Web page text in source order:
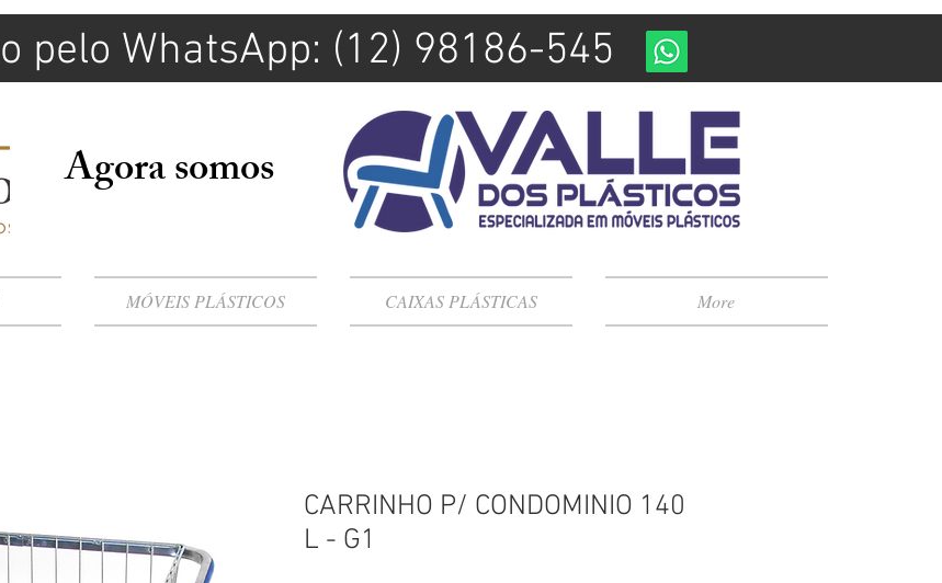
Agora somos
MÓVEIS PLÁSTICOS CAIXAS PLÁSTICAS More
pelo WhatsApp: (12) 98186-545
CARRINHO P/ CONDOMINIO 140
L - G1